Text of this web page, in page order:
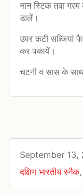
नान स्टिक तवा
डालें।
उपर कटी
कर पकायें।
चटनी व सास के
September 13,
दक्षिण भारतीय स्नैक